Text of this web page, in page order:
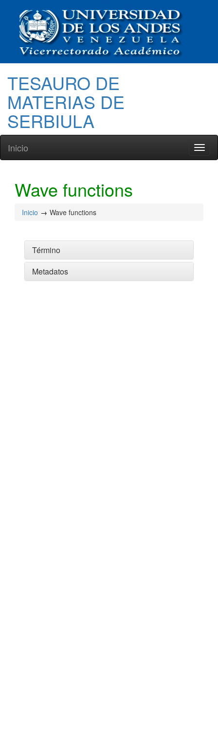
TESAURO DE
MATERIAS DE
SERBIULA
Inicio
Wave functions
Inicio Wave functions
Término
Metadatos